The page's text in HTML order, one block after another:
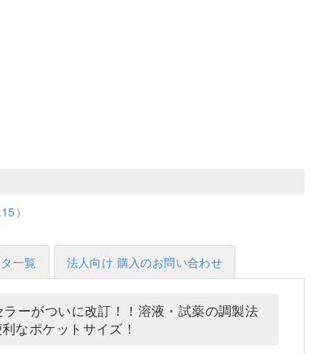
）
一覧 法人向け 購入のお問い合わせ
ーがついに改訂！！溶液・試薬の調製法
なポケットサイズ！